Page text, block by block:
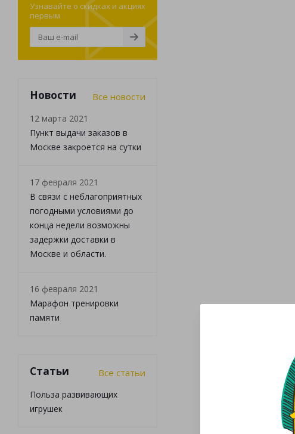
Узнавайте о скидках и акциях
первым
Новости Все новости
12 марта 2021
Пункт выдачи заказов в
Москве закроется на сутки
17 февраля 2021
В связи с неблагоприятных
погодными условиями до
конца недели возможны
задержки доставки в
Москве и области.
16 февраля 2021
Марафон тренировки
памяти
Статьи Все статьи
Польза развивающих
игрушек